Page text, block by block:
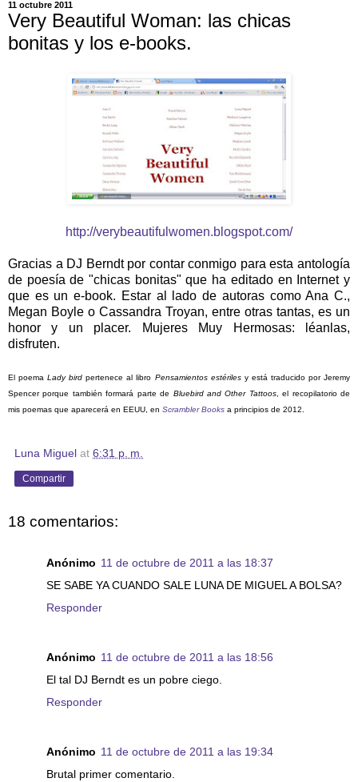
11 octubre 2011
Very Beautiful Woman: las chicas
bonitas y los e-books.
http://verybeautifulwomen.blogspot.com/
Gracias a DJ Berndt por contar conmigo para esta antología
de poesía de "chicas bonitas" que ha editado en Internet y
que es un e-book. Estar al lado de autoras como Ana C.,
Megan Boyle o Cassandra Troyan, entre otras tantas, es un
honor y un placer. Mujeres Muy Hermosas: léanlas,
disfruten.
El poemaLady birdpertenece al libro Pensamientos estérilesy está traducido por Jeremy
Spencer porque también formará parte de Bluebird and Other Tattoos, el recopilatorio de
mis poemas que aparecerá en EEUU, en Scrambler Books a principios de 2012.
Luna Miguel at 6:31 p. m.
Compartir
18 comentarios:
Anónimo 11 de octubre de 2011 a las 18:37
SE SABE YA CUANDO SALE LUNA DE MIGUEL A BOLSA?
Responder
Anónimo 11 de octubre de 2011 a las 18:56
El tal DJ Berndt es un pobre ciego.
Responder
Anónimo 11 de octubre de 2011 a las 19:34
Brutal primer comentario.